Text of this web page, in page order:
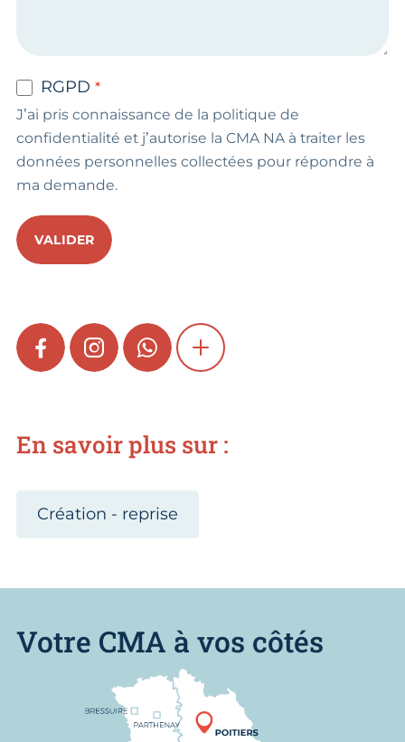
RGPD
J’ai pris connaissance de la politique de
confidentialité et j’autorise la CMA NA à traiter les
données personnelles collectées pour répondre à
ma demande.
VALIDER
FACEBOOKINSTAGRAMWHATSAPPSHOW MORE
En savoir plus sur :
Création - reprise
Votre CMA à vos côtés